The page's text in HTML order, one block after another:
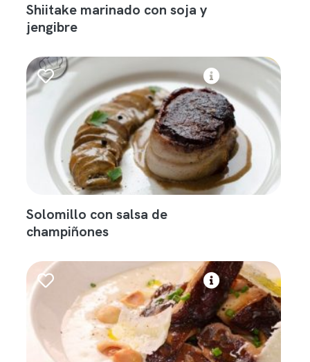
Shiitake marinado con soja y
jengibre
Solomillo con salsa de
champiñones